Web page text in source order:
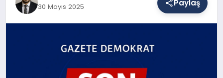
30 Mayıs 2025 Paylaş